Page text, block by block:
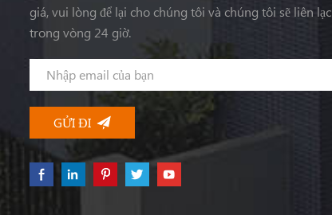
giá, vui lòng để lại cho chúng tôi và chúng tôi sẽ liên lạc
trong vòng 24 giờ.